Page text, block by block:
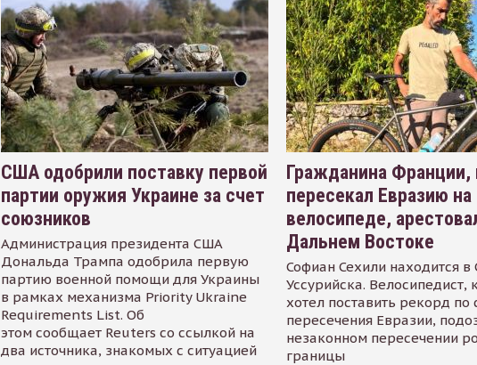
США одобрили поставку первой
партии оружия Украине за счет
союзников
Администрация президента США
Дональда Трампа одобрила первую
партию военной помощи для Украины
в рамках механизма Priority Ukraine
Requirements List. Об
этом сообщает Reuters со ссылкой на
два источника, знакомых с ситуацией
Гражданина Франции,
пересекал Евразию на
велосипеде,
Дальнем Востоке
Софиан Сехили находится
Уссурийска. Велосипедист,
хотел поставить рекорд по
пересечения Евразии,
незаконном пересечении
границы